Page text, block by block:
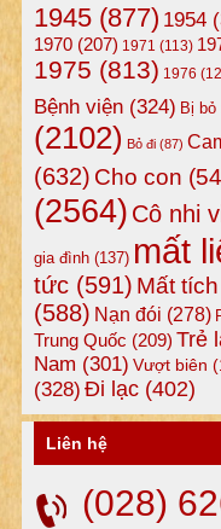
1945(877) 1954
1970(207) 1971 (113)
1975 (813) 1976
Bệnh viện(324) Bị bỏ
(2102) Bỏ đi(87)
(632) Cho con
(2564) Cô nhi
gia đình(137) mất
tức(591) Mất tích
(588) Nạn đói (278)
Trung Quốc (209) Trẻ
Nam (301) Vượt biên
(328) Đi lạc(402)
Liên hệ
(028)